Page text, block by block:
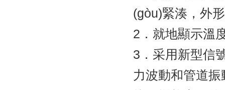
(gòu)緊湊，外
2．就地顯示溫度
3．采用新型信
力波動和管道振